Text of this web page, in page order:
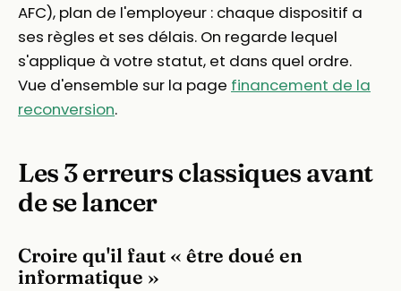
AFC), plan de l'employeur : chaque dispositif a
ses règles et ses délais. On regarde lequel
s'applique à votre statut, et dans quel ordre.
Vue d'ensemble sur la page financement de la
reconversion.
Les 3 erreurs classiques avant
de se lancer
Croire qu'il faut « être doué en
informatique »